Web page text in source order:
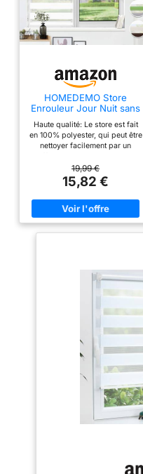
HOMEDEMO Store
Enrouleur Jour Nuit sans
Blanc
Haute qualité: Le store est fait
en 100% polyester, qui peut être
nettoyer facilement par un
être utilisé dans l’endroit
humide Deux méthodes de
fixation: Le store enrouleur jour
nuit peut être fixé rapidement et
facilement sans perçage, et
fixer le store avec nos
store est composé d'une
alternance de bandes
la lumière qui peut bloquer le
Vous pouvez bloquer la lumière
du soleil en tournant la chaîne
Application: C'est un bon choix
du décor familial. Le store est
aussi convient aux bureaux,
cafés, salles de conférence,
hôtel, halls, bibliothèque, etc
Choix de la taille : La largeur
indiquée correspond à la
19,99 €
15,82 €